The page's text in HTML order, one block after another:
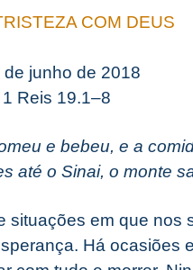
COM DEUS
de junho de 2018
1 Reis 19.1–8
e bebeu, e a
até o Sinai, o monte
situações em que nos
Há ocasiões